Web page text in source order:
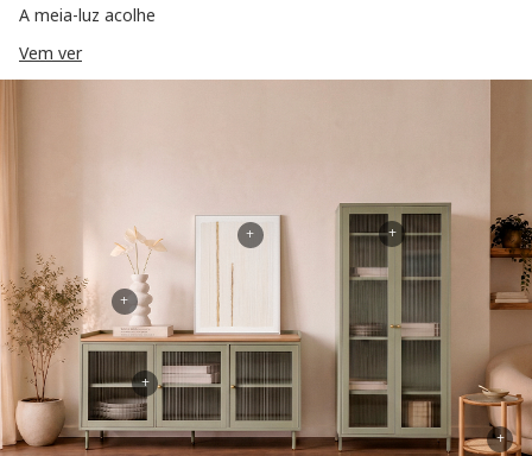
A meia-luz acolhe
Vem ver
+
+
+
+
+